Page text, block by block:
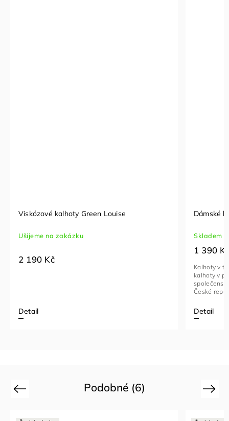
Viskózové kalhoty Green Louise
Ušijeme na zakázku
2 190 Kč
Detail
Dámské
Skladem
1 390
Detail
Kalhoty v
kalhoty v
České
Podobné (6)
Previous Next